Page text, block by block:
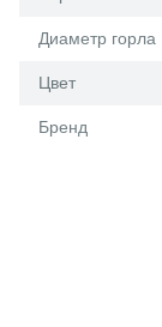
Диаметр горла
Цвет
Бренд